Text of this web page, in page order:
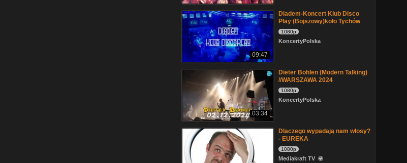
09:47
Diadem-Koncert Klub Disco
Play (Bojszowy)koło Tychów
1080p
KoncertyPolska
03:34
Dieter Bohlen (Modern Talking)
//WARSZAWA 2024
1080p
KoncertyPolska
Dlaczego wypadają nam włosy?
- EUREKA
1080p
Mediakraft TV